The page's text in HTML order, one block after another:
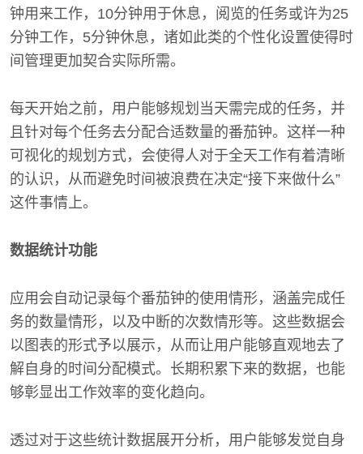
钟用来工作，10分钟用于休息，阅览的任务或许为25
分钟工作，5分钟休息，诸如此类的个性化设置使得时
间管理更加契合实际所需。
每天开始之前，用户能够规划当天需完成的任务，并
且针对每个任务去分配合适数量的番茄钟。这样一种
可视化的规划方式，会使得人对于全天工作有着清晰
的认识，从而避免时间被浪费在决定“接下来做什么”
这件事情上。
数据统计功能
应用会自动记录每个番茄钟的使用情形，涵盖完成任
务的数量情形，以及中断的次数情形等。这些数据会
以图表的形式予以展示，从而让用户能够直观地去了
解自身的时间分配模式。长期积累下来的数据，也能
够彰显出工作效率的变化趋向。
透过对于这些统计数据展开分析，用户能够发觉自身